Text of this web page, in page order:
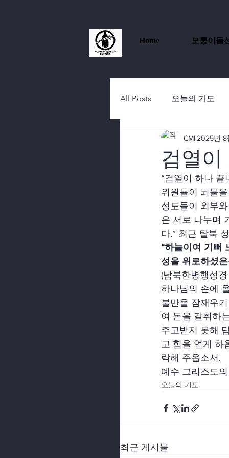
Home 모퉁이돌
All Posts 오늘의 기도
검열
CMI 2025년 8
“검열이 하나
위원들이 뇌물
성도들이 외부
은 서로 나누며
다.” 최근 탈북
“하늘이여 기뻐
성을 위로하셨
(남북한병행성
하나님의 손에
불만을 잠재우
여 돈을 갈취하
주고받지 못해
고 힘을 얻게 하
락해 주옵소서.
예수 그리스도
오늘의 기도
최근 게시물